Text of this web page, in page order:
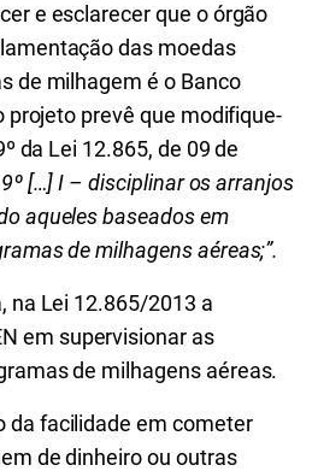
e esclarecer que o órgão
das moedas
de milhagem é o Banco
projeto prevê que modifique-
da Lei 12.865, de 09 de
[…] I – disciplinar os arranjos
aqueles baseados em
de milhagens aéreas;”.
na Lei 12.865/2013 a
em supervisionar as
de milhagens aéreas.
da facilidade em cometer
de dinheiro ou outras